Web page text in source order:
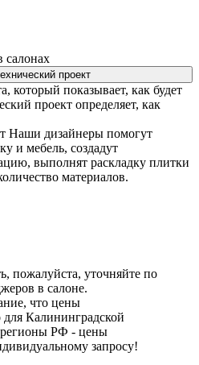
салонах
проект
который показывает, как будет
проект определяет, как
Наши дизайнеры помогут
и мебель, создадут
выполнят раскладку плитки
материалов.
пожалуйста, уточняйте по
в салоне.
что цены
для Калининградской
регионы РФ - цены
запросу!